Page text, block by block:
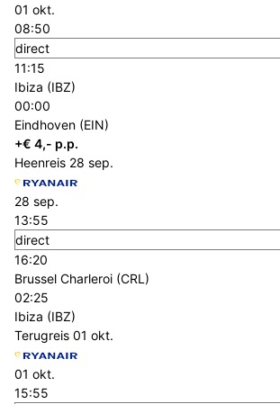
01 okt.
08:50
direct
11:15
Ibiza (IBZ)
00:00
Eindhoven (EIN)
+€ 4,- p.p.
Heenreis 28 sep.
28 sep.
13:55
direct
16:20
Brussel Charleroi (CRL)
02:25
Ibiza (IBZ)
Terugreis 01 okt.
01 okt.
15:55